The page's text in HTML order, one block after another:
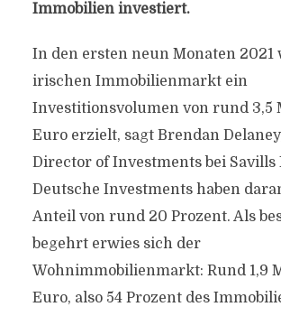
Immobilien investiert.
In den ersten neun Monaten 2021
irischen Immobilienmarkt ein
Investitionsvolumen von rund 3,5
Euro erzielt, sagt Brendan
Director of Investments bei Savills
Deutsche Investments haben
Anteil von rund 20 Prozent. Als
begehrt erwies sich der
Wohnimmobilienmarkt: Rund 1,9
Euro, also 54 Prozent des